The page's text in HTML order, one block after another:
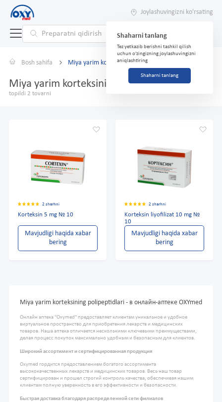
Joylashuvingizni ko'rsating
Shaharni tanlang
Tez yetkazib berishni tashkil qilish
uchun o'zingizning joylashuvingizni
aniqlashtiring
Shaharni tanlang
Bosh sahifa Miya yarim korteksining polipeptidlari
Miya yarim korteksining polipeptidlari
topildi 2 tovarni
2 sharhni
Korteksin 5 mg № 10
Mavjudligi haqida xabar
bering
2 sharhni
Korteksin liyofilizat 10 mg №
10
Mavjudligi haqida xabar
bering
Miya yarim korteksining polipeptidlari - в онлайн-аптеке OXYmed
Онлайн аптека "Oxymed" предоставляет клиентам уникальное и удобное
виртуальное пространство для приобретения лекарств и медицинских
товаров. Наша аптека отличается несколькими ключевыми преимуществами,
делая процесс покупок максимально удобным и безопасным для клиентов.
Широкий ассортимент и сертифицированная продукция
Oxymed гордится предоставлением богатого ассортимента
высококачественных лекарств и медицинских товаров. Весь наш товар
сертифицирован и прошел строгий контроль качества, обеспечивая нашим
клиентам полную уверенность в его эффективности и безопасности.
Быстрая доставка благодаря распределенной сети филиалов